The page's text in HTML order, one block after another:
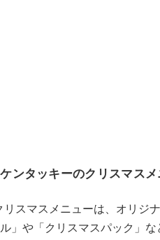
ンタッキーのクリスマス
リスマスメニューは、オリジ
」や「クリスマスパック」な